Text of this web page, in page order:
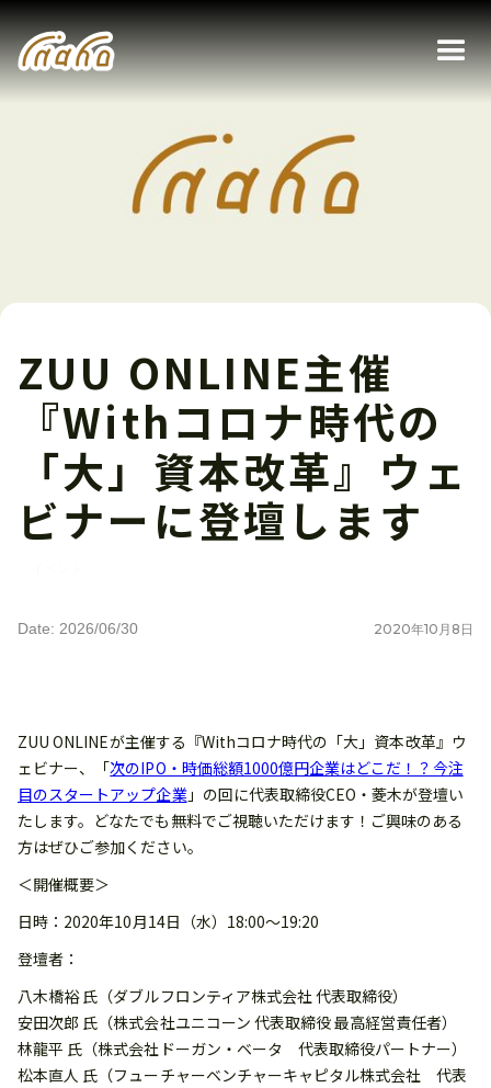
ZUU ONLINE主催
『Withコロナ時代の
「大」資本改革』ウェ
ビナーに登壇します
Date: 2026/06/30 2020年10 月 8 日
ZUU ONLINEが主催する『Withコロナ時代の「大」資本改革』ウ
ェビナー、「次のIPO・時価総額1000億円企業はどこだ！？今注
目のスタートアップ企業」の回に代表取締役CEO・菱木が登壇い
たします。どなたでも無料でご視聴いただけます！ご興味のある
方はぜひご参加ください。
＜開催概要＞
日時：2020年10月14日（水）18:00〜19:20
登壇者：
八木橋裕 氏（ダブルフロンティア株式会社 代表取締役）
安田次郎 氏（株式会社ユニコーン 代表取締役 最高経営責任者）
林龍平 氏（株式会社ドーガン・ベータ 代表取締役パートナー）
松本直人 氏（フューチャーベンチャーキャピタル株式会社 代表